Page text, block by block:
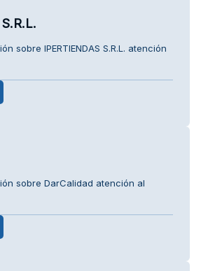
sobre IPERTIENDAS S.R.L. atención
sobre DarCalidad atención al